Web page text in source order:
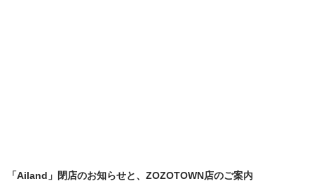
「Ailand」閉店のお知らせと、ZOZOTOWN店のご案内